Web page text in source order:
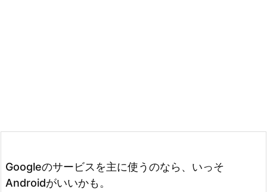
Googleのサービスを主に使うのなら、いっそ
Androidがいいかも。